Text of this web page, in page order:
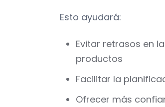
Esto ayudará:
Evitar retrasos en
productos
Facilitar la
Ofrecer más